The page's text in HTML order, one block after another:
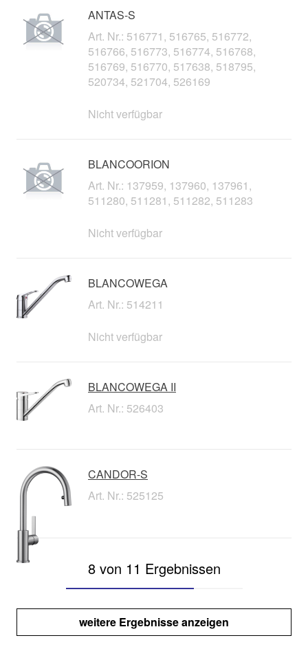
ANTAS-S
Art. Nr.: 516771, 516765, 516772,
516766, 516773, 516774, 516768,
516769, 516770, 517638, 518795,
520734, 521704, 526169
Nicht verfügbar
BLANCOORION
Art. Nr.: 137959, 137960, 137961,
511280, 511281, 511282, 511283
Nicht verfügbar
BLANCOWEGA
Art. Nr.: 514211
Nicht verfügbar
BLANCOWEGA II
Art. Nr.: 526403
CANDOR-S
Art. Nr.: 525125
8 von 11 Ergebnissen
weitere Ergebnisse anzeigen